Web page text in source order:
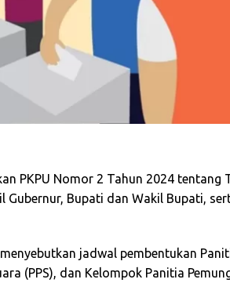
PKPU Nomor 2 Tahun 2024 tentang
Gubernur, Bupati dan Wakil Bupati,
jadwal pembentukan
(PPS), dan Kelompok Panitia